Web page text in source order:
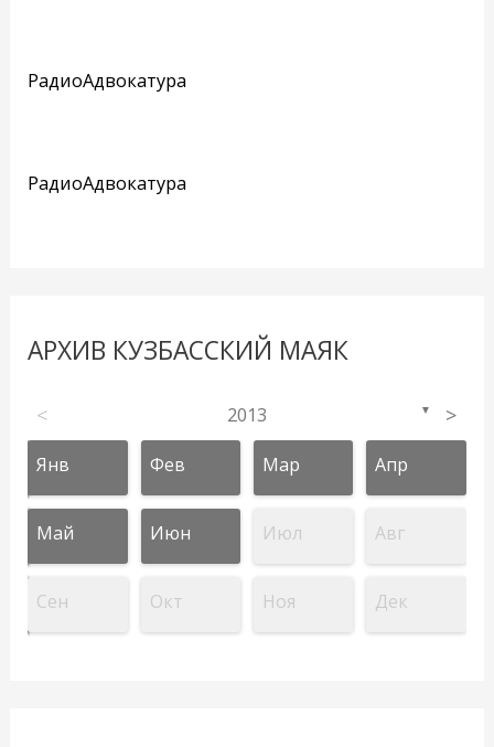
РадиоАдвокатура
РадиоАдвокатура
АРХИВ КУЗБАССКИЙ МАЯК
< 2013 ▼ >
Янв Фев Мар Апр
Май Июн Июл Авг
Сен Окт Ноя Дек